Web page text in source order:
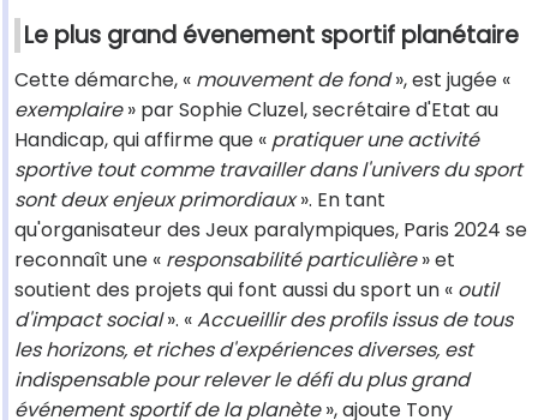
Le plus grand évenement sportif planétaire
Cette démarche, « mouvement de fond», est jugée «
exemplaire» par Sophie Cluzel, secrétaire d'Etat au
Handicap, qui affirme que « pratiquer une activité
sportive tout comme travailler dans l'univers du sport
sont deux enjeux primordiaux». En tant
qu'organisateur des Jeux paralympiques, Paris 2024 se
reconnaît une « responsabilité particulière» et
soutient des projets qui font aussi du sport un « outil
d'impact social». «Accueillir des profils issus de tous
les horizons, et riches d'expériences diverses, est
indispensable pour relever le défi du plus grand
événement sportif de la planète», ajoute Tony